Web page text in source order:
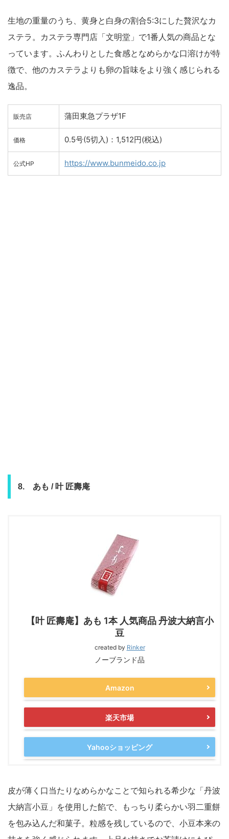
生地の重量のうち、黄身と白身の割合5:3にした贅沢なカ
ステラ。カステラ専門店「文明堂」で1番人気の商品とな
っています。ふんわりとした食感となめらかな口溶けが特
徴で、他のカステラよりも卵の旨味をより強く感じられる
逸品。
販売店 蒲田東急プラザ1F
価格 0.5号(5切入)：1,512円(税込)
公式HP https://www.bunmeido.co.jp
8. あも / 叶 匠壽庵
【叶 匠壽庵】あも 1本 人気商品 丹波大納言小
豆
created by Rinker
ノーブランド品
Amazon
楽天市場
Yahooショッピング
皮が薄く口当たりなめらかなことで知られる希少な「丹波
大納言小豆」を使用した餡で、もっちり柔らかい羽二重餅
を包み込んだ和菓子。粒感を残しているので、小豆本来の